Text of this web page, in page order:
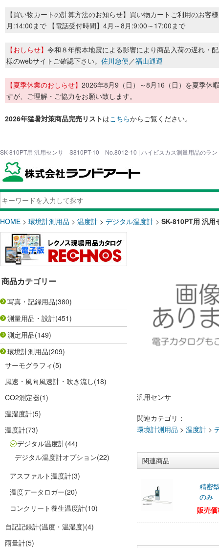
【買い物カートの計算方法のお知らせ】買い物カートご利用のお客
月:14:00まで 【電話受付時間】4月～8月:9:00～17:00まで
【おしらせ】 令和８年熊本地震による影響により商品入荷の遅れ・
様のwebサイトご確認下さい。 佐川急便／福山通運
【夏季休業のおしらせ】 2026年8月9（日）～8月16（日）を夏季休
すが、ご理解・ご協力をお願い致します。
2026年猛暑対策商品完売リストはこちらからご覧ください。
SK-810PT用 汎用センサ S810PT-10 No.8012-10 | ハイビスカス測量用品のラン
HOME > 環境計測用品 > 温度計 > デジタル温度計 > SK-810PT用 汎
商品カテゴリー
写真・記録用品(380)
測量用品・設計(451)
測定用品(149)
環境計測用品(209)
サーモグラフィ (5)
風速・風向風速計・吹き流し(18)
CO2測定器(1)
温湿度計(5)
温度計(73)
デジタル温度計(44)
デジタル温度計オプション(22)
アスファルト温度計(3)
温度データロガー(20)
コンクリート養生温度計(10)
自記記録計(温度・温湿度)(4)
雨量計(5)
汎用センサ
関連カテゴリ：
環境計測用品 > 温度計 >
関連商品
精密
のみ
販売